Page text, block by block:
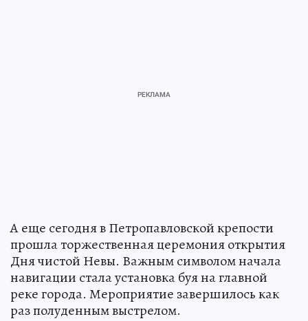
А еще сегодня в Петропавловской крепости
прошла торжественная церемония открытия
Дня чистой Невы. Важным символом начала
навигации стала установка буя на главной
реке города. Мероприятие завершилось как
раз полуденным выстрелом.